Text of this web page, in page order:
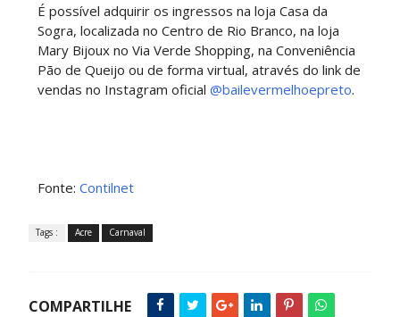
É possível adquirir os ingressos na loja Casa da
Sogra, localizada no Centro de Rio Branco, na loja
Mary Bijoux no Via Verde Shopping, na Conveniência
Pão de Queijo ou de forma virtual, através do link de
vendas no Instagram oficial @bailevermelhoepreto.
Fonte: Contilnet
Tags : Acre Carnaval
COMPARTILHE